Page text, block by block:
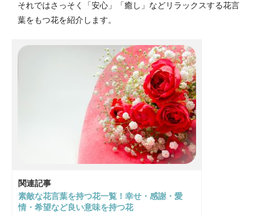
それではさっそく「安心」「癒し」などリラックスする花言
葉をもつ花を紹介します。
関連記事
素敵な花言葉を持つ花一覧！幸せ・感謝・愛
情・希望など良い意味を持つ花